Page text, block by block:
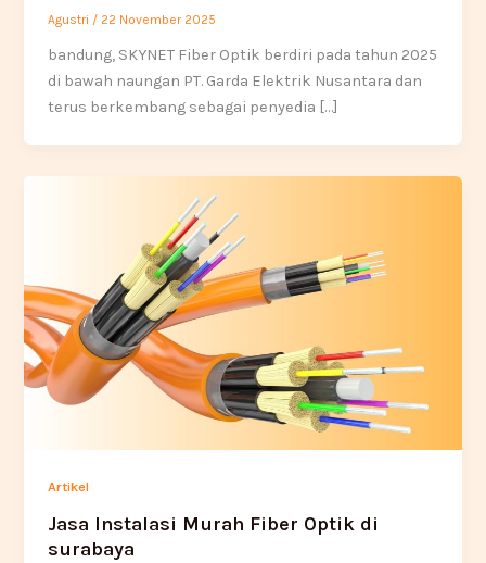
Agustri / 22 November 2025
bandung, SKYNET Fiber Optik berdiri pada tahun 2025
di bawah naungan PT. Garda Elektrik Nusantara dan
terus berkembang sebagai penyedia […]
Artikel
Jasa Instalasi Murah Fiber Optik di
surabaya